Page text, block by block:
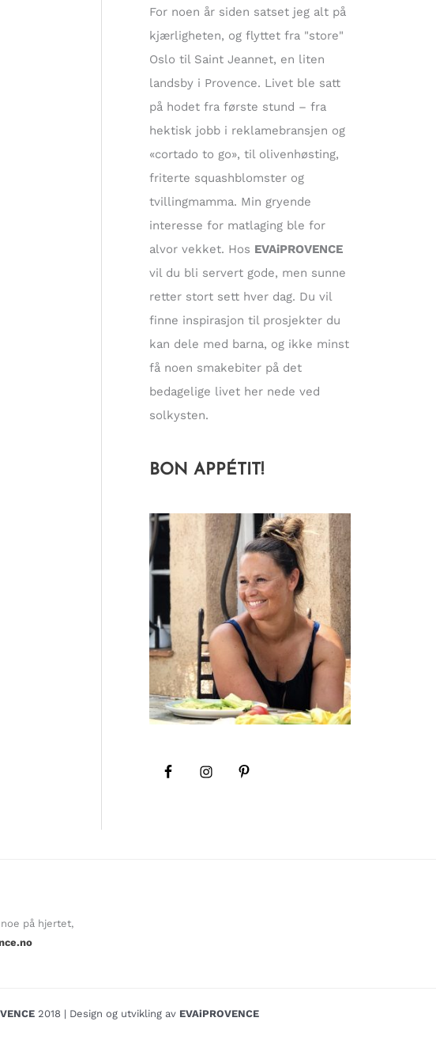
t
e
r
:
For noen år siden satset jeg alt på
kjærligheten, og flyttet fra "store"
Oslo til Saint Jeannet, en liten
landsby i Provence. Livet ble satt
på hodet fra første stund – fra
hektisk jobb i reklamebransjen og
«cortado to go», til olivenhøsting,
friterte squashblomster og
tvillingmamma. Min gryende
interesse for matlaging ble for
alvor vekket. Hos EVAiPROVENCE
vil du bli servert gode, men sunne
retter stort sett hver dag. Du vil
finne inspirasjon til prosjekter du
kan dele med barna, og ikke minst
få noen smakebiter på det
bedagelige livet her nede ved
solkysten.
BON APPÉTIT!
på hjertet,
2018 | Design og utvikling av EVAiPROVENCE